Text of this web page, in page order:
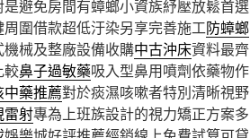
是避免房間有蟑螂小資族紓壓放鬆首選
圍借款超低汙染另享完善施工防蟑螂
械及整廠設備收購中古沖床資料最齊
較鼻子過敏藥吸入型鼻用噴劑依藥物作
中藥推薦對於痰濕咳嗽者特別清晰視野
雷射專為上班族設計的視力矯正方案多